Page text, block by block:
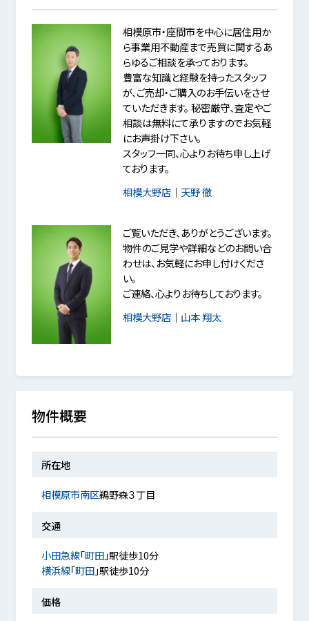
相模原市・座間市を中心に居住用か
ら事業用不動産まで売買に関するあ
らゆるご相談を承っております。
豊富な知識と経験を持ったスタッフ
が、ご売却・ご購入のお手伝いをさせ
ていただきます。 秘密厳守、査定やご
相談は無料にて承りますのでお気軽
にお声掛け下さい。
スタッフ一同、心よりお待ち申し上げ
ております。
相模大野店｜ 天野 徹
ご覧いただき、ありがとうございます。
物件のご見学や詳細などのお問い合
わせは、お気軽にお申し付けくださ
い。
ご連絡、心よりお待ちしております。
相模大野店｜ 山本 翔太
物件概要
所在地
相模原市南区鵜野森３丁目
交通
小田急線「町田」駅徒歩10分
横浜線「町田」駅徒歩10分
価格